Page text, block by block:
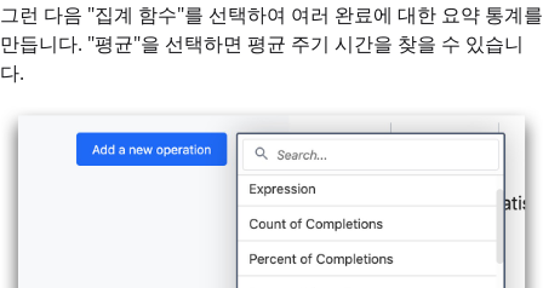
그런 다음 "집계 함수"를 선택하여 여러 완료에 대한 요약 통계를
만듭니다. "평균"을 선택하면 평균 주기 시간을 찾을 수 있습니
다.